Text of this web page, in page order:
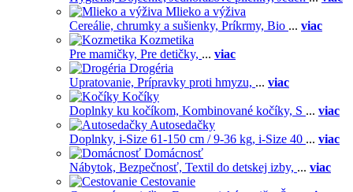
Mlieko a výživa
Cereálie, chrumky a sušienky, Príkrmy, Bio ... viac
Kozmetika
Pre mamičky, Pre detičky, ... viac
Drogéria
Upratovanie, Prípravky proti hmyzu, ... viac
Kočíky
Doplnky ku kočíkom, Kombinované kočíky, S ... viac
Autosedačky
Doplnky, i-Size 61-150 cm / 9-36 kg, i-Size 40 ... viac
Domácnosť
Nábytok, Bezpečnosť, Textil do detskej izby, ... viac
Cestovanie